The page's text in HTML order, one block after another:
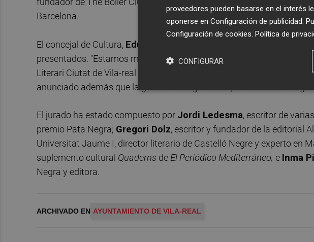
Barcelona.
El concejal de Cultura, Eduardo Pérez
presentados. "Estamos muy satisfechos del balance de esta
Literari Ciutat de Vila-real sigue consolidado como una referencia en
anunciado además que la gala de entrega de los premios tendrá lugar
El jurado ha estado compuesto por Jordi Ledesma, escritor de
premio Pata Negra; Gregori Dolz, escritor y fundador de la editorial
Universitat Jaume I, director literario de Castelló Negre y experto en
suplemento cultural Quaderns deEl Periódico Mediterráneo; e Inma
Negra y editora.
ARCHIVADO EN AYUNTAMIENTO DE VILA-REAL
proveedores pueden basarse en el interés
oponerse en Configuración de publicidad .
Configuración de cookies Política de
CONFIGURAR